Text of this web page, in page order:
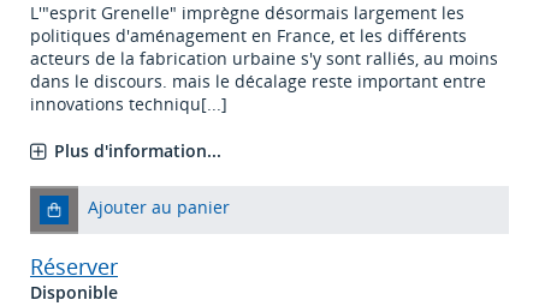
L'"esprit Grenelle" imprègne désormais largement les
politiques d'aménagement en France, et les différents
acteurs de la fabrication urbaine s'y sont ralliés, au moins
dans le discours. mais le décalage reste important entre
innovations techniqu[...]
Plus d'information...
Ajouter au panier
Réserver
Disponible